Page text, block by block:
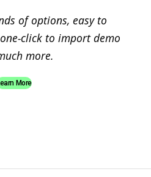
of options, easy to
click to import demo
more.
More